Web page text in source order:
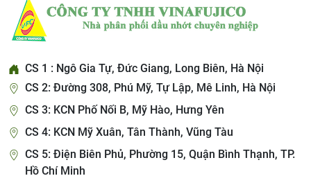
CS 1 : Ngô Gia Tự, Đức Giang, Long Biên, Hà Nội
CS 2: Đường 308, Phú Mỹ, Tự Lập, Mê Linh, Hà Nội
CS 3: KCN Phố Nối B, Mỹ Hào, Hưng Yên
CS 4: KCN Mỹ Xuân, Tân Thành, Vũng Tàu
CS 5: Điện Biên Phủ, Phường 15, Quận Bình Thạnh, TP.
Hồ Chí Minh